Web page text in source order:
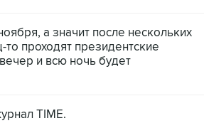
а значит после нескольких
проходят президентские
и всю ночь будет
TIME.